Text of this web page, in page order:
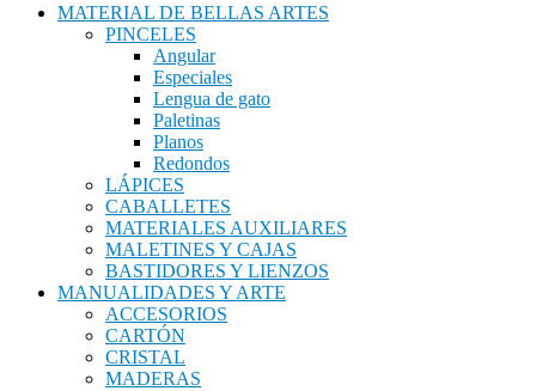
MATERIAL DE BELLAS ARTES
PINCELES
Angular
Especiales
Lengua de gato
Paletinas
Planos
Redondos
LÁPICES
CABALLETES
MATERIALES AUXILIARES
MALETINES Y CAJAS
BASTIDORES Y LIENZOS
MANUALIDADES Y ARTE
ACCESORIOS
CARTÓN
CRISTAL
MADERAS